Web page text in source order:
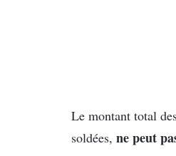
Le montant total
soldées, ne peut